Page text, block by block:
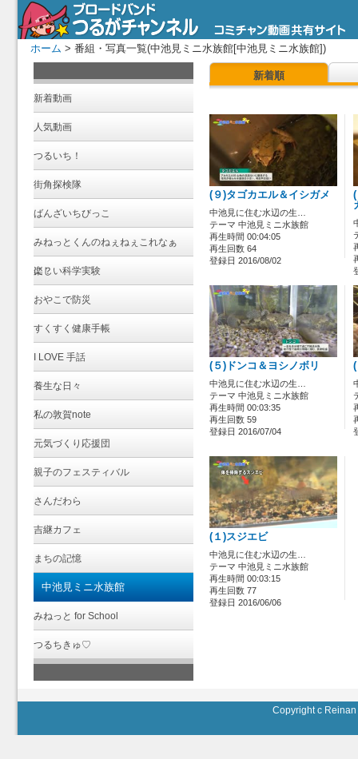
ホーム > 番組・写真一覧(中池見ミニ水族館[中池見ミニ水族館])
新着動画
人気動画
つるいち！
街角探検隊
ばんざいちびっこ
みねっとくんのねぇねぇこれなぁ
に？
楽しい科学実験
おやこで防災
すくすく健康手帳
I LOVE 手話
養生な日々
私の敦賀note
元気づくり応援団
親子のフェスティバル
さんだわら
吉継カフェ
まちの記憶
中池見ミニ水族館
みねっと for School
つるちきゅ♡
新着順
(９)タゴカエル＆イシガメ
中池見に住む水辺の生…
テーマ 中池見ミニ水族館
再生時間 00:04:05
再生回数 64
登録日 2016/08/02
(５)ドンコ＆ヨシノボリ
中池見に住む水辺の生…
テーマ 中池見ミニ水族館
再生時間 00:03:35
再生回数 59
登録日 2016/07/04
(１)スジエビ
中池見に住む水辺の生…
テーマ 中池見ミニ水族館
再生時間 00:03:15
再生回数 77
登録日 2016/06/06
Copyright c